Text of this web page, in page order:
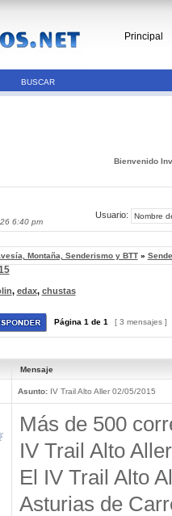
Principal
BUSCAR
Bienvenido
6:40 pm
Usuario:
Montaña, Senderismo y BTT»
, edax, chustas
Página 1 de 1 [ 3 mensajes ]
Mensaje
Asunto:IV Trail Alto Aller 02/05/2015
Más de 500
IV Trail Alto
El IV Trail Alto
Asturias de